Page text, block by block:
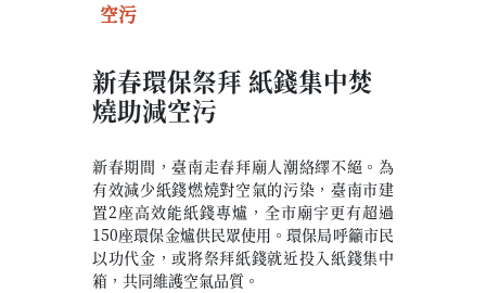
空污
新春環保祭拜 紙錢集中焚
燒助減空污
新春期間，臺南走春拜廟人潮絡繹不絕。為
有效減少紙錢燃燒對空氣的污染，臺南市建
置2座高效能紙錢專爐，全市廟宇更有超過
150座環保金爐供民眾使用。環保局呼籲市民
以功代金，或將祭拜紙錢就近投入紙錢集中
箱，共同維護空氣品質。